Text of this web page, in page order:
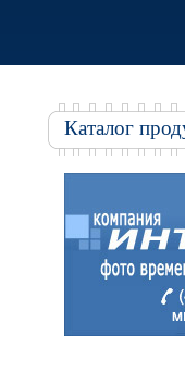
Каталог